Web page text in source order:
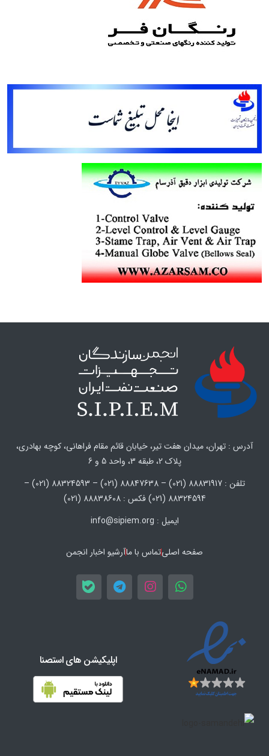
آدرس : تهران، میدان هفت تیر، خیابان قائم مقام فراهانی، کوچه بهادری،
پلاک 2، طبقه 3، واحد 5 و 6
تلفن : 88831917 (021) – 88847638 (021) – 88324593 (021) –
88324594 (021) فکس : 88838608 (021)
ایمیل : info@sipiem.org
صفحه اصلیتماس با ماآرشیو اخبار انجمن
اپلیکیشن های استصنا